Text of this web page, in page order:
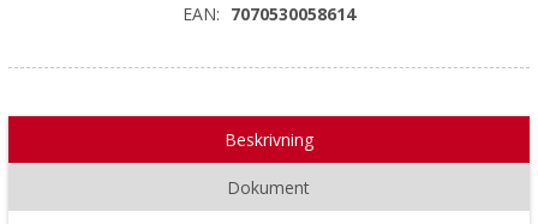
EAN: 7070530058614
Beskrivning
Dokument